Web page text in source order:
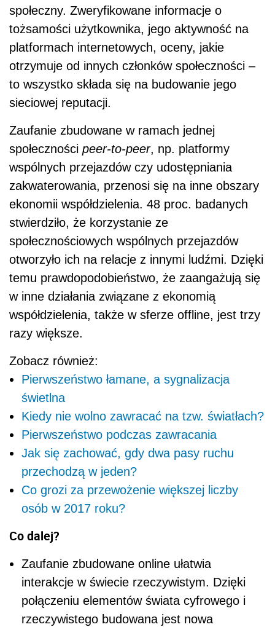
społeczny. Zweryfikowane informacje o
tożsamości użytkownika, jego aktywność na
platformach internetowych, oceny, jakie
otrzymuje od innych członków społeczności –
to wszystko składa się na budowanie jego
sieciowej reputacji.
Zaufanie zbudowane w ramach jednej
społeczności peer-to-peer, np. platformy
wspólnych przejazdów czy udostępniania
zakwaterowania, przenosi się na inne obszary
ekonomii współdzielenia. 48 proc. badanych
stwierdziło, że korzystanie ze
społecznościowych wspólnych przejazdów
otworzyło ich na relacje z innymi ludźmi. Dzięki
temu prawdopodobieństwo, że zaangażują się
w inne działania związane z ekonomią
współdzielenia, także w sferze offline, jest trzy
razy większe.
Zobacz również:
Pierwszeństwo łamane, a sygnalizacja
świetlna
Kiedy nie wolno zawracać na tzw. światłach?
Pierwszeństwo podczas zawracania
Jak się zachować, gdy dwa pasy ruchu
przechodzą w jeden?
Co grozi za przewożenie większej liczby
osób w 2017 roku?
Co dalej?
Zaufanie zbudowane online ułatwia
interakcje w świecie rzeczywistym. Dzięki
połączeniu elementów świata cyfrowego i
rzeczywistego budowana jest nowa